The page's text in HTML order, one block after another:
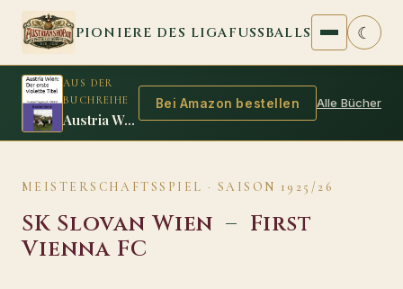
Zum Inhalt springen
PIONIERE DES LIGAFUSSBALLS ☾
AUS DER
BUCHREIHE
Austria Wien: Der erste violette Titel
Bei Amazon bestellen Alle Bücher
MEISTERSCHAFTSSPIEL · SAISON 1925/26
SK Slovan Wien – First
Vienna FC